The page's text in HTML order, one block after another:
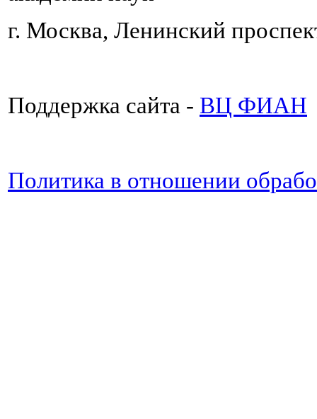
г. Москва, Ленинский
Поддержка сайта - ВЦ ФИАН
Политика в отношении